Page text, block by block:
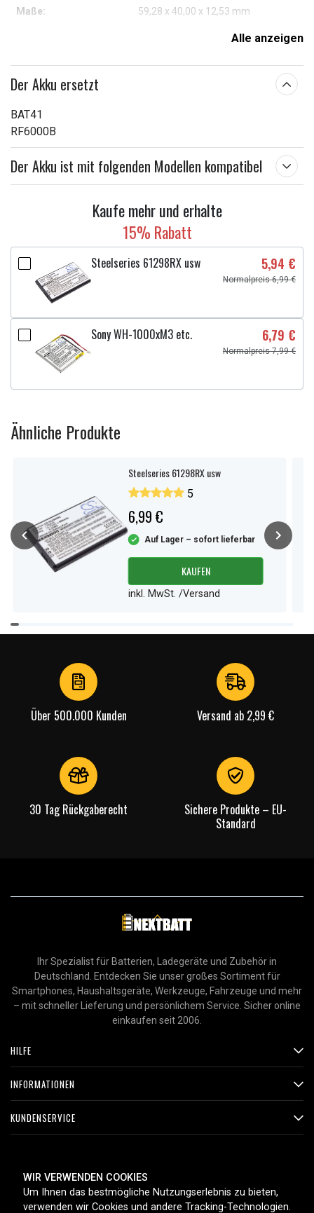
Maße: 59,28 x 40,00 x 12,53 mm
Alle anzeigen
Der Akku ersetzt
BAT41
RF6000B
Der Akku ist mit folgenden Modellen kompatibel
Kaufe mehr und erhalte
15% Rabatt
Steelseries 61298RX usw 5,94 €
Normalpreis 6,99 €
Sony WH-1000xM3 etc. 6,79 €
Normalpreis 7,99 €
Ähnliche Produkte
Steelseries 61298RX usw
5
6,99 €
Auf Lager – sofort lieferbar
KAUFEN
inkl. MwSt. /Versand
Item
1
Über 500.000 Kunden Versand ab 2,99 €
30 Tag Rückgaberecht
Sichere Produkte – EU-
Standard
Ihr Spezialist für Batterien, Ladegeräte und Zubehör in
Deutschland. Entdecken Sie unser großes Sortiment für
Smartphones, Haushaltsgeräte, Werkzeuge, Fahrzeuge und mehr
– mit schneller Lieferung und persönlichem Service. Sicher online
einkaufen seit 2006.
HILFE
INFORMATIONEN
KUNDENSERVICE
ZAHLUNGSMETHODEN
WIR VERWENDEN COOKIES
Um Ihnen das bestmögliche Nutzungserlebnis zu bieten,
verwenden wir Cookies und andere Tracking-Technologien.